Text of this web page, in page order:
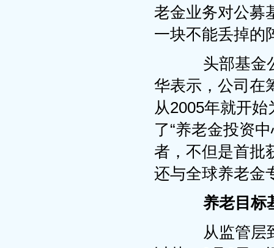
老金业务对公募
一块不能丢掉的
头部基金公
华表示，公司在
从2005年就开
了“养老金投资
者，不但是首批
还与全球养老金
养老目标
从监管层到